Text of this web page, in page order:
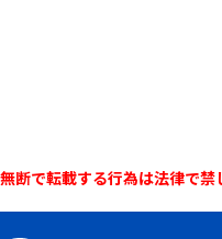
無断で転載する行為は法律で禁